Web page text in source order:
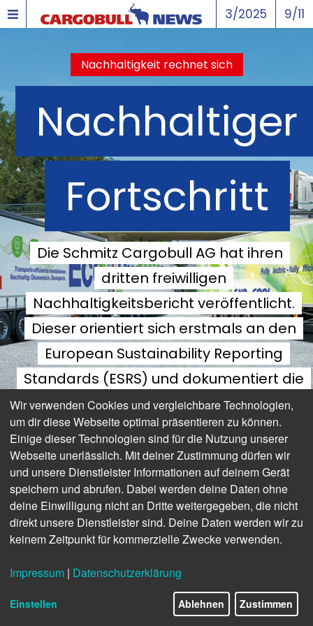
3/2025 9/11
Nachhaltigkeit rechnet sich
Nachhaltiger
Fortschritt
Die Schmitz Cargobull AG hat ihren
dritten freiwilligen
Nachhaltigkeitsbericht veröffentlicht.
Dieser orientiert sich erstmals an den
European Sustainability Reporting
Standards (ESRS) und dokumentiert die
Fortschritte des Unternehmens in den
Bereichen Klimawandel,
Ressourcenmanagement,
Kreislaufwirtschaft, soziale
Verantwortung und
verantwortungsvolle
Wir verwenden Cookies und vergleichbare Technologien,
um dir diese Webseite optimal präsentieren zu können.
Einige dieser Technologien sind für die Nutzung unserer
Webseite unerlässlich. Mit deiner Zustimmung dürfen wir
und unsere Dienstleister Informationen auf deinem Gerät
speichern und abrufen. Dabei werden deine Daten ohne
deine Einwilligung nicht an Dritte weitergegeben, die nicht
direkt unsere Dienstleister sind. Deine Daten werden wir zu
keinem Zeitpunkt für kommerzielle Zwecke verwenden.
Impressum | Datenschutzerklärung
Einstellen Ablehnen Zustimmen